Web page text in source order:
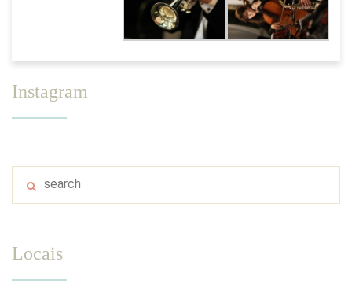
Instagram
Locais